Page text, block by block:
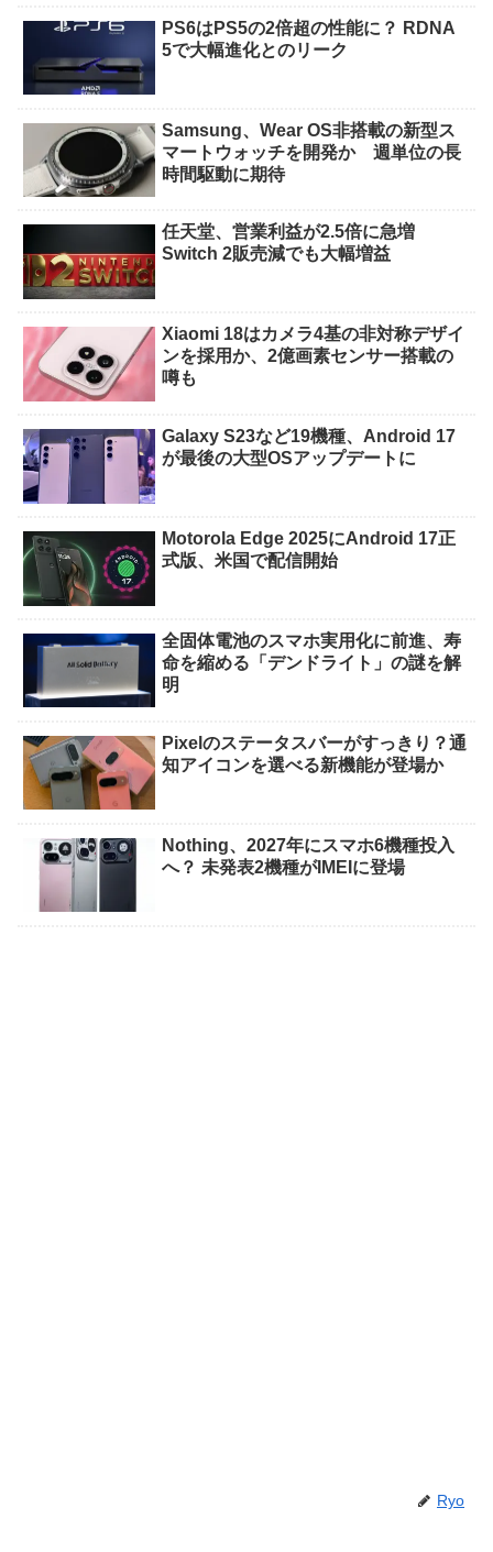
PS6はPS5の2倍超の性能に？ RDNA
5で大幅進化とのリーク
Samsung、Wear OS非搭載の新型ス
マートウォッチを開発か 週単位の長
時間駆動に期待
任天堂、営業利益が2.5倍に急増
Switch 2販売減でも大幅増益
Xiaomi 18はカメラ4基の非対称デザイ
ンを採用か、2億画素センサー搭載の
噂も
Galaxy S23など19機種、Android 17
が最後の大型OSアップデートに
Motorola Edge 2025にAndroid 17正
式版、米国で配信開始
全固体電池のスマホ実用化に前進、寿
命を縮める「デンドライト」の謎を解
明
Pixelのステータスバーがすっきり？通
知アイコンを選べる新機能が登場か
Nothing、2027年にスマホ6機種投入
へ？ 未発表2機種がIMEIに登場
Ryo